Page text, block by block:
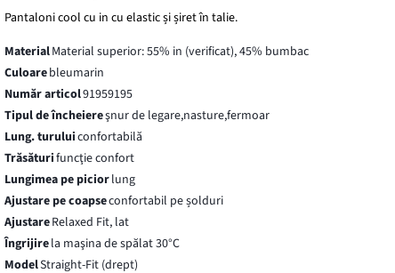
Pantaloni cool cu in cu elastic și șiret în talie.
MaterialMaterial superior: 55% in (verificat), 45% bumbac
Culoarebleumarin
Număr articol91959195
Tipul de încheiereşnur de legare,nasture,fermoar
Lung. turuluiconfortabilă
Trăsăturifuncţie confort
Lungimea pe piciorlung
Ajustare pe coapseconfortabil pe șolduri
AjustareRelaxed Fit, lat
Îngrijirela maşina de spălat 30°C
ModelStraight-Fit (drept)